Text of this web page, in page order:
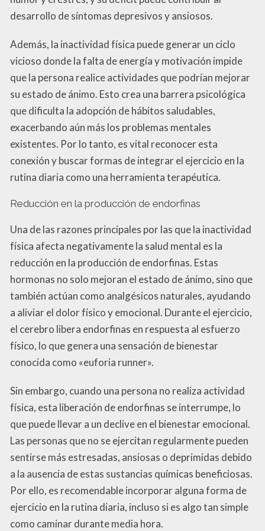
desarrollo de síntomas depresivos y ansiosos.
Además, la inactividad física puede generar un ciclo
vicioso donde la falta de energía y motivación impide
que la persona realice actividades que podrían mejorar
su estado de ánimo. Esto crea una barrera psicológica
que dificulta la adopción de hábitos saludables,
exacerbando aún más los problemas mentales
existentes. Por lo tanto, es vital reconocer esta
conexión y buscar formas de integrar el ejercicio en la
rutina diaria como una herramienta terapéutica.
Reducción en la producción de endorfinas
Una de las razones principales por las que la inactividad
física afecta negativamente la salud mental es la
reducción en la producción de endorfinas. Estas
hormonas no solo mejoran el estado de ánimo, sino que
también actúan como analgésicos naturales, ayudando
a aliviar el dolor físico y emocional. Durante el ejercicio,
el cerebro libera endorfinas en respuesta al esfuerzo
físico, lo que genera una sensación de bienestar
conocida como «euforia runner».
Sin embargo, cuando una persona no realiza actividad
física, esta liberación de endorfinas se interrumpe, lo
que puede llevar a un declive en el bienestar emocional.
Las personas que no se ejercitan regularmente pueden
sentirse más estresadas, ansiosas o deprimidas debido
a la ausencia de estas sustancias químicas beneficiosas.
Por ello, es recomendable incorporar alguna forma de
ejercicio en la rutina diaria, incluso si es algo tan simple
como caminar durante media hora.